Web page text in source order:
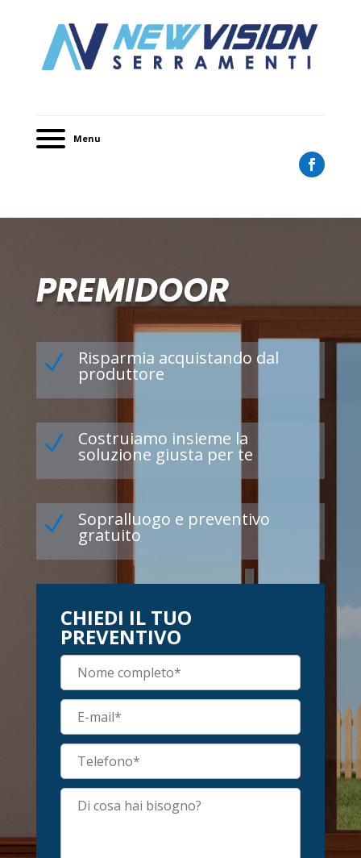
Menu
PREMIDOOR
N Risparmia acquistando dal
produttore
N Costruiamo insieme la
soluzione giusta per te
N Sopralluogo e preventivo
gratuito
CHIEDI IL TUO
PREVENTIVO